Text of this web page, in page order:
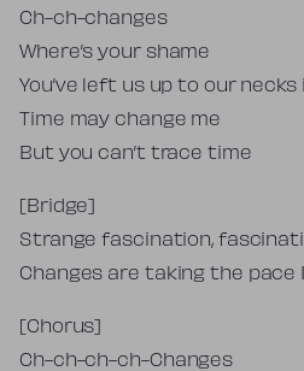
Ch-ch-changes
Where’s your shame
You’ve left us up to our necks
Time may change me
But you can’t trace time
[Bridge]
Strange fascination,
Changes are taking the pace
[Chorus]
Ch-ch-ch-ch-Changes